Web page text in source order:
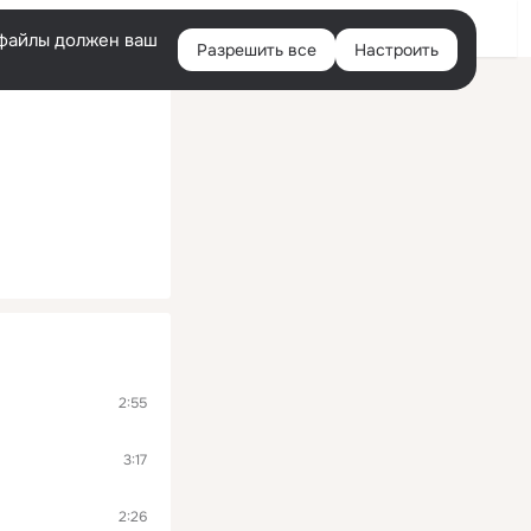
Войти
должен ваш
Разрешить все Настроить
2:55
3:17
2:26